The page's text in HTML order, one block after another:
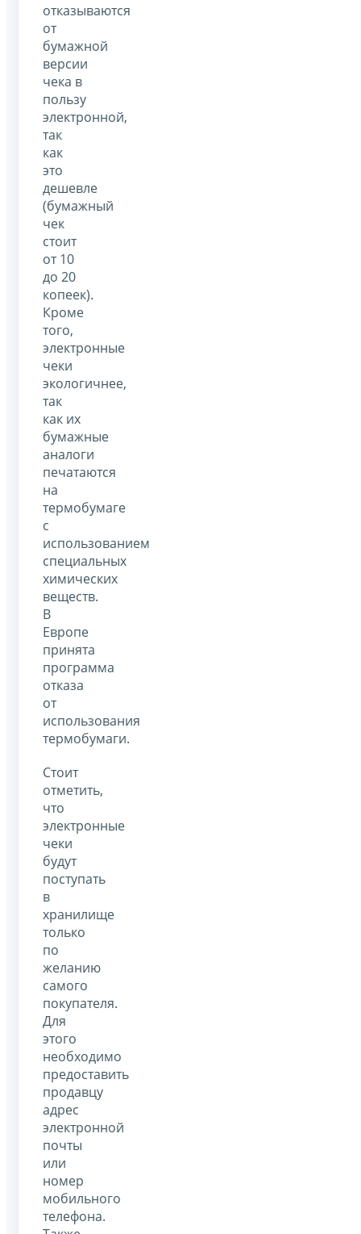
отказываются
от
бумажной
версии
чека в
пользу
электронной,
так
как
это
дешевле
(бумажный
чек
стоит
от 10
до 20
копеек).
Кроме
того,
электронные
чеки
экологичнее,
так
как их
бумажные
аналоги
печатаются
на
термобумаге
с
использованием
специальных
химических
веществ.
В
Европе
принята
программа
отказа
от
использования
термобумаги.
Стоит
отметить,
что
электронные
чеки
будут
поступать
в
хранилище
только
по
желанию
самого
покупателя.
Для
этого
необходимо
предоставить
продавцу
адрес
электронной
почты
или
номер
мобильного
телефона.